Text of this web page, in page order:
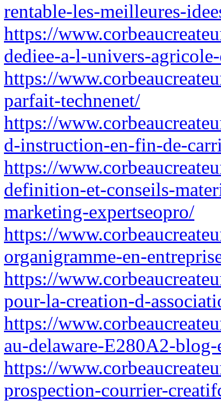
rentable-les-meilleures-
https://
dediee-a-l-univers-
https://
parfait-technenet/
https://
d-instruction-en-fin-de-
https://
definition-et-conseils-
marketing-expertseopro/
https://
organigramme-en-
https://
pour-la-creation-d-
https://
au-delaware-E280A2-
https://
prospection-courrier-